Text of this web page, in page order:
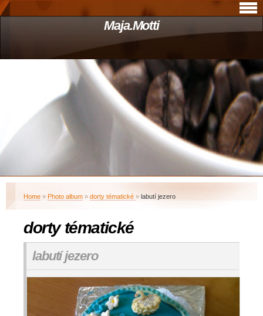
Maja.Motti
Home » Photo album » dorty tématické » labutí jezero
dorty tématické
labutí jezero